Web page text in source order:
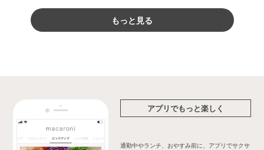
もっと見る
アプリでもっと楽しく
通勤中やランチ、おやすみ前に、アプリでサクサ